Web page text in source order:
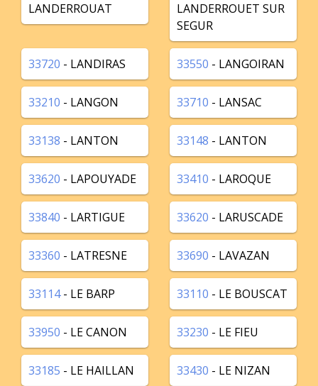
LANDERROUAT
LANDERROUET SUR
SEGUR
33720 - LANDIRAS 33550 - LANGOIRAN
33210 - LANGON 33710 - LANSAC
33138 - LANTON 33148 - LANTON
33620 - LAPOUYADE 33410 - LAROQUE
33840 - LARTIGUE 33620 - LARUSCADE
33360 - LATRESNE 33690 - LAVAZAN
33114- LE BARP 33110 - LE BOUSCAT
33950 - LE CANON 33230 - LE FIEU
33185 - LE HAILLAN 33430 - LE NIZAN